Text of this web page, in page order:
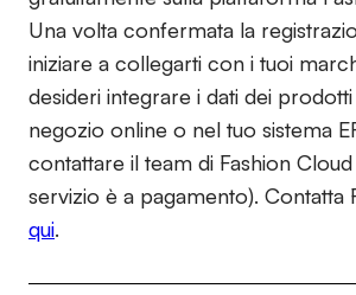
Una volta confermata la
iniziare a collegarti con i tuoi
desideri integrare i dati dei
negozio online o nel tuo sistema
contattare il team di Fashion
servizio è a pagamento). Contatta
qui.